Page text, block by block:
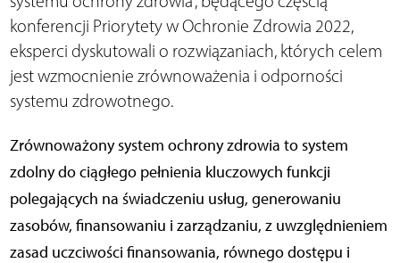
konferencji Priorytety w Ochronie Zdrowia 2022,
eksperci dyskutowali o rozwiązaniach, których celem
jest wzmocnienie zrównoważenia i odporności
systemu zdrowotnego.
Zrównoważony system ochrony zdrowia to system
zdolny do ciągłego pełnienia kluczowych funkcji
polegających na świadczeniu usług, generowaniu
zasobów, finansowaniu i zarządzaniu, z uwzględnieniem
zasad uczciwości finansowania, równego dostępu i